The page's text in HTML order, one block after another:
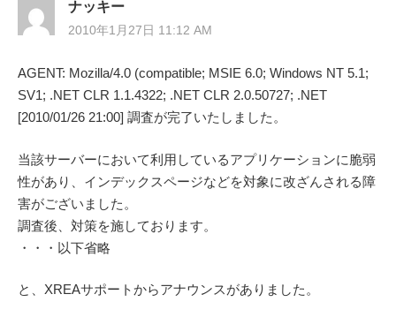
ナッキー
2010年1月27日 11:12 AM
AGENT: Mozilla/4.0 (compatible; MSIE 6.0; Windows NT 5.1;
SV1; .NET CLR 1.1.4322; .NET CLR 2.0.50727; .NET
[2010/01/26 21:00] 調査が完了いたしました。
当該サーバーにおいて利用しているアプリケーションに脆弱
性があり、インデックスページなどを対象に改ざんされる障
害がございました。
調査後、対策を施しております。
・・・以下省略
と、XREAサポートからアナウンスがありました。